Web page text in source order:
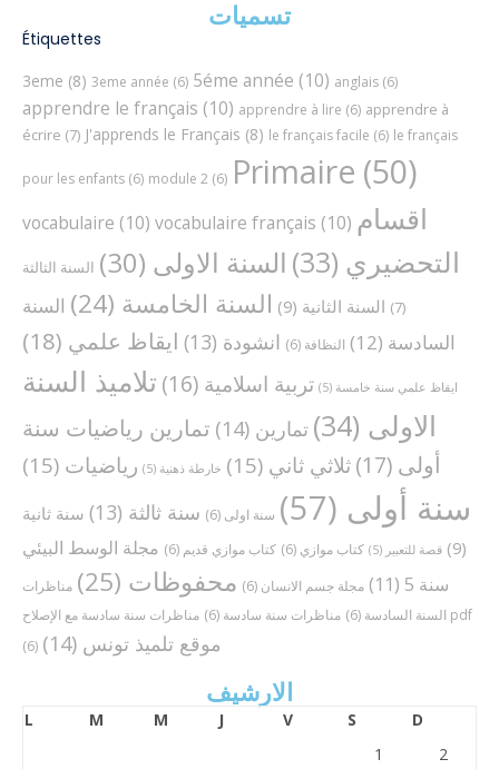
تسميات
Étiquettes
3eme (8) 3eme année (6) 5éme année (10) anglais (6)
apprendre le français (10) apprendre à lire (6) apprendre à
écrire (7) J'apprends le Français (8) le français facile (6) le français
pour les enfants (6) module 2 (6) Primaire (50)
vocabulaire (10) vocabulaire français (10) اقسام
التحضيري (33) السنة الاولى (30)
السنة الثالثة
(7)
السنة الثانية (9) السنة الخامسة (24)
السنة
السادسة (12) النظافة (6) انشودة (13) ايقاظ علمي (18)
ايقاظ علمي سنة خامسة (5) تربية اسلامية (16)
تلاميذ السنة
الاولى (34) تمارين (14)
تمارين رياضيات سنة
أولى (17) ثلاثي ثاني (15) خارطة ذهنية (5) رياضيات (15)
سنة أولى (57) سنة اولى (6) سنة ثالثة (13)
سنة ثانية
(9)
قصة للتعبير (5) كتاب موازي (6) كتاب موازي قديم (6)
مجلة الوسط البيئي
سنة 5
(11) مجلة جسم الانسان (6) محفوظات (25)
مناظرات
السنة السادسة (6) مناظرات سنة سادسة (6)
مناظرات سنة سادسة مع الإصلاح pdf
(6)
موقع تلميذ تونس (14)
الارشيف
L M M J V S
D
1
2